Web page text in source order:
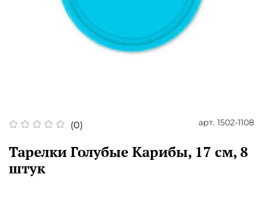
(0) арт. 1502-1108
Тарелки Голубые Карибы, 17 см, 8
штук